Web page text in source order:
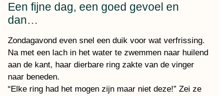
Een fijne dag, een goed gevoel en
dan…
Zondagavond even snel een duik voor wat verfrissing.
Na met een lach in het water te zwemmen naar huilend
aan de kant, haar dierbare ring zakte van de vinger
naar beneden.
“Elke ring had het mogen zijn maar niet deze!” Zei ze